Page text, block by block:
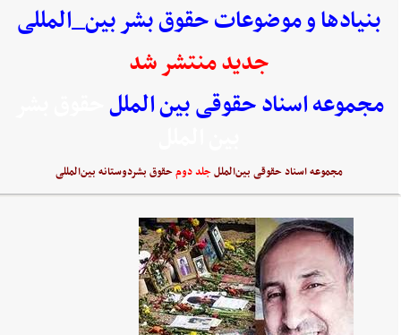
بنیادها و موضوعات حقوق بشر بین_المللی
جدید منتشر شد
مجموعه اسناد حقوقی بین الملل
مجموعه اسناد حقوقی بین‌المللجلد دومحقوق بشردوستانه بین‌المللی